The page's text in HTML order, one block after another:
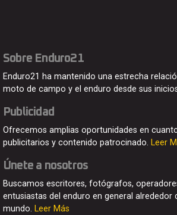
Sobre Enduro21
Enduro21 ha mantenido una estrecha
moto de campo y el enduro desde sus
Publicidad
Ofrecemos amplias oportunidades en
publicitarios y contenido patrocinado. Leer
Únete a nosotros
Buscamos escritores, fotógrafos,
entusiastas del enduro en general alrededor
mundo. Leer Más